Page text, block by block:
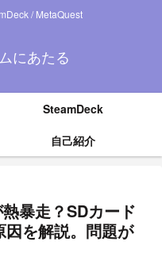
/ MetaQuest
にあたる
SteamDeck
自己紹介
暴走？SDカード
を解説。問題が